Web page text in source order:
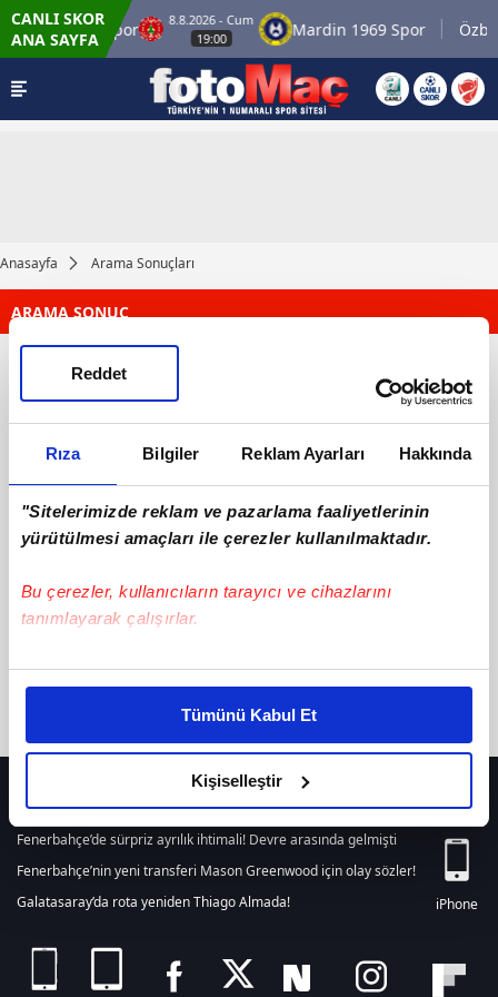
Rıza Bilgiler Reklam Ayarları Hakkında
"Sitelerimizde reklam ve pazarlama faaliyetlerinin
yürütülmesi amaçları ile çerezler kullanılmaktadır.
Bu çerezler, kullanıcıların tarayıcı ve cihazlarını
tanımlayarak çalışırlar.
Bu çerezlere izin vermeniz halinde sizlere özel
daha iyi reklam deneyimi yaşatabiliriz. Bunu yaparken
amacımızın size daha iyi bir reklam deneyimi sunmak
olduğunu ve sizlere en iyi içerikleri sunabilmek adına
elimizden gelen çabayı gösterdiğimizi ve bu noktada,
reklamların maliyetlerimizi karşılamak noktasında tek gelir
Her halükârda, kullanıcılar, bu çerezlere izin vermedikleri
gösterilmeyecektir."
Tümünü Kabul Et
Kişiselleştir
Reddet
CANLI SKOR
ANA SAYFA
Ümraniyespor
8.8.2026 - Cum
19:00
Mardin 1969 Spor
Anasayfa Arama Sonuçları
ARAMA SONUÇ
텔레@CASHFILTER365♢「테더코인송금국내거래소fds뚫는법
ilgili içerik bulunamamıştır. Arama alanından yeni bir arama
listelemek içintıklayınız.
HER YERDE!
Fenerbahçe’de sürpriz ayrılık ihtimali! Devre arasında gelmişti
Fenerbahçe’nin yeni transferi Mason Greenwood için olay sözler!
Galatasaray’da rota yeniden Thiago Almada!
iPhone